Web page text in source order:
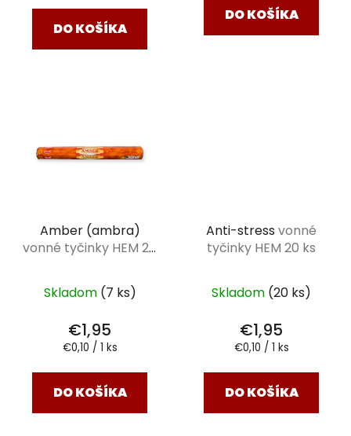
DO KOŠÍKA
DO KOŠÍKA
Amber (ambra)
vonné tyčinky HEM 20
Skladom (7 ks)
€1,95
Jednotková
€0,10 / 1 ks
DO KOŠÍKA
Anti-stress vonné
tyčinky HEM 20 ks
Skladom (20 ks)
€1,95
Jednotková
€0,10 / 1 ks
DO KOŠÍKA